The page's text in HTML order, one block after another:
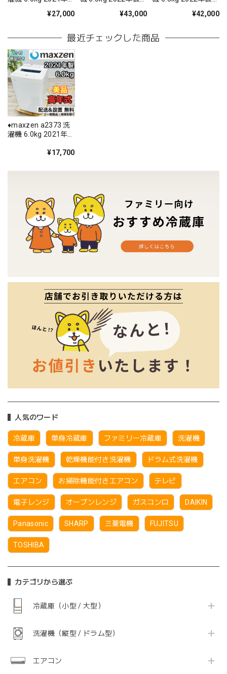
人気のワード
冷蔵庫 単身冷蔵庫 ファミリー冷蔵庫 洗濯機
単身洗濯機 乾燥機能付き洗濯機 ドラム式洗濯機
エアコン お掃除機能付きエアコン テレビ
電子レンジ オーブンレンジ ガスコンロ DAIKIN
Panasonic SHARP 三菱電機 FUJITSU
TOSHIBA
カテゴリから選ぶ
冷蔵庫（小型 / 大型）
洗濯機（縦型 / ドラム型）
エアコン
¥27,000 ¥43,000 ¥42,000
最近チェックした商品
♦️maxzen a2373 洗
濯機 6.0kg 2021年
¥17,700